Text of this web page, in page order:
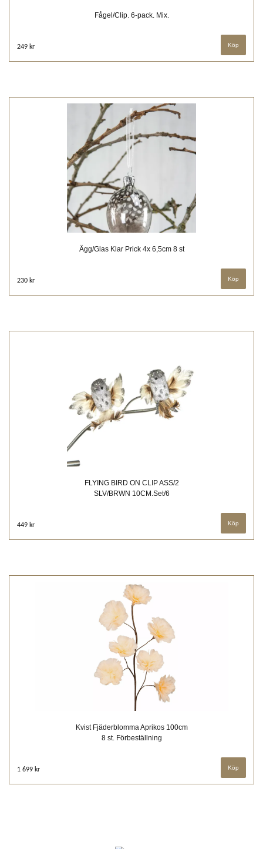
Fågel/Clip. 6-pack. Mix.
249 kr
Ägg/Glas Klar Prick 4x 6,5cm 8 st
230 kr
FLYING BIRD ON CLIP ASS/2
SLV/BRWN 10CM.Set/6
449 kr
Kvist Fjäderblomma Aprikos 100cm
8 st. Förbeställning
1 699 kr